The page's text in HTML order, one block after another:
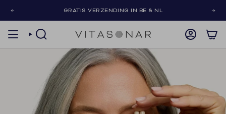
GRATIS VERZENDING IN BE & NL
SEARCH ACCOUNT